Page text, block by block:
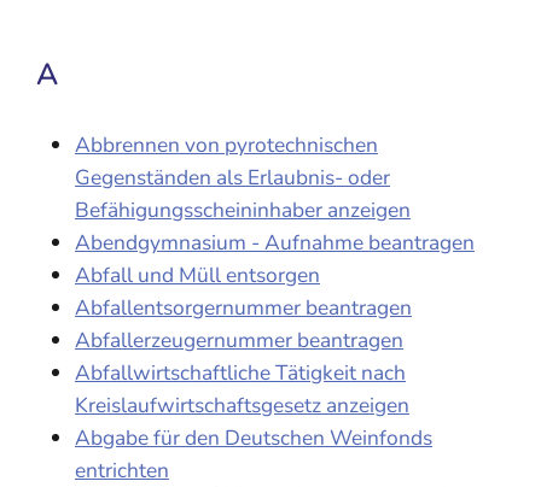
A
Abbrennen von pyrotechnischen
Gegenständen als Erlaubnis- oder
Befähigungsscheininhaber anzeigen
Abendgymnasium - Aufnahme beantragen
Abfall und Müll entsorgen
Abfallentsorgernummer beantragen
Abfallerzeugernummer beantragen
Abfallwirtschaftliche Tätigkeit nach
Kreislaufwirtschaftsgesetz anzeigen
Abgabe für den Deutschen Weinfonds
entrichten